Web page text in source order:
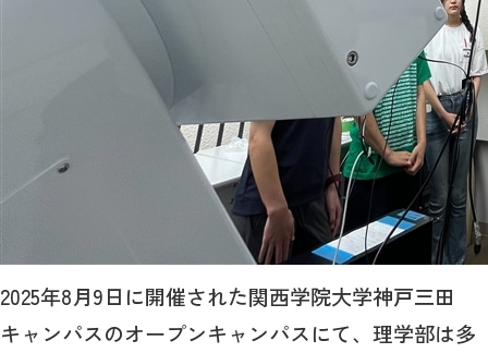
2025年8月9日に開催された関西学院大学神戸三田
キャンパスのオープンキャンパスにて、理学部は多